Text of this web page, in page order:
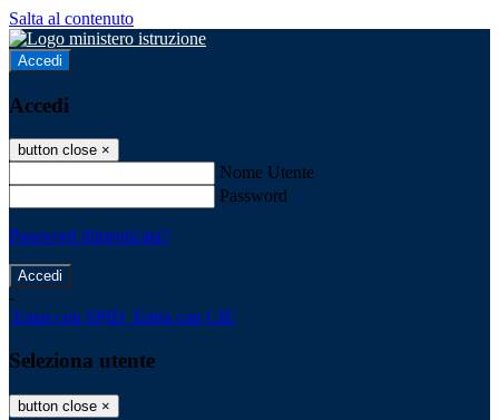
Salta al contenuto
Accedi
Accedi
button close ×
Nome Utente
Password
Password dimenticata?
-
Entra con SPID Entra con CIE
Seleziona utente
button close ×